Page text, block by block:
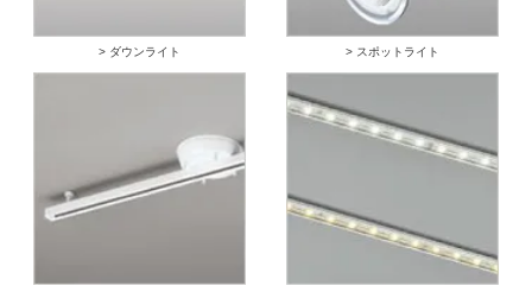
> ダウンライト > スポットライト